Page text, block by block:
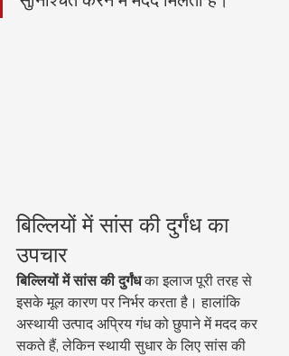
बिल्लियों में सांस की दुर्गंध का
उपचार
बिल्लियों में सांस की दुर्गंध का इलाज पूरी तरह से
इसके मूल कारण पर निर्भर करता है। हालांकि
अस्थायी उत्पाद अप्रिय गंध को छुपाने में मदद कर
सकते हैं, लेकिन स्थायी सुधार के लिए सांस की